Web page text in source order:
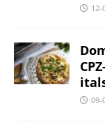
12-
09-